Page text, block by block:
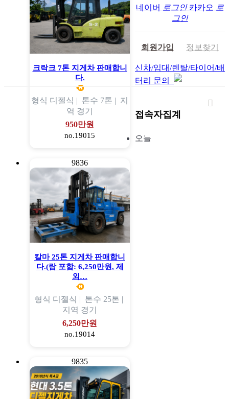
크락크 7톤 지게차 판매합니
다.
형식 디젤식 | 톤수 7톤 | 지
역 경기
950만원
no.19015
9836
칼마 25톤 지게차 판매합니
다.(람 포함: 6,250만원, 제
외…
형식 디젤식 | 톤수 25톤 |
지역 경기
6,250만원
no.19014
9835
네이버 로그인 카카오 로
그인
회원가입 정보찾기
신차/임대/렌탈/타이어/배
터리 문의
접속자집계
오늘